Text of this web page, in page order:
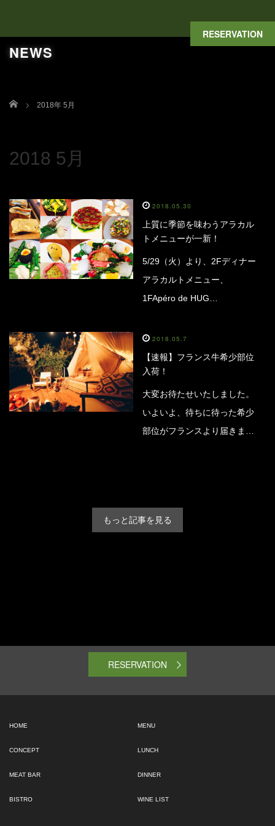
RESERVATION
NEWS
Home 2018年 5月
2018 5月
2018.05.30
上質に季節を味わうアラカル
トメニューが一新！
5/29（火）より、2Fディナー
アラカルトメニュー、
1FApéro de HUG…
2018.05.7
【速報】フランス牛希少部位
入荷！
大変お待たせいたしました。
いよいよ、待ちに待った希少
部位がフランスより届きま…
もっと記事を見る
RESERVATION
HOME
CONCEPT
MEAT BAR
BISTRO
MENU
LUNCH
DINNER
WINE LIST